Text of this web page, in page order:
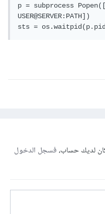
p = subprocess
USER@SERVER:PATH])
sts =
لديك حساب،فسجل الدخول